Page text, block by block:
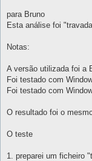
para Bruno
Esta análise foi
Notas:
A versão utilizada foi a
Foi testado com
Foi testado com
O resultado foi o
O teste
1. preparei um ficheiro